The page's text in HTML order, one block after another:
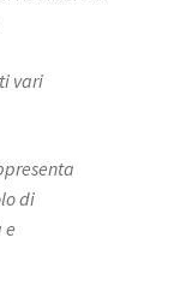
vari
di
e